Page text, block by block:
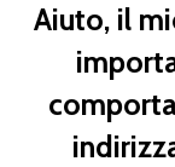
Aiuto, il